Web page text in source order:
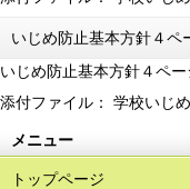
いじめ防止基本方針４ペ
いじめ防止基本方針４ペー
添付ファイル： 学校いじ
メニュー
トップページ